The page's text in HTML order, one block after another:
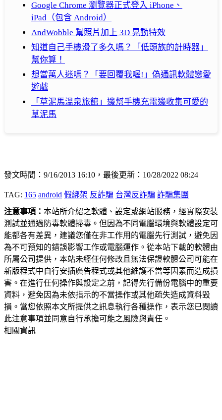
Google Chrome 瀏覽器正式登入 iPhone、
iPad（包含 Android）
AndWobble 幫照片加上 3D 晃動特效
知道自己手機滑了多久嗎？「低頭族的計時器」
幫你算！
想當萬人迷嗎？「要回覆我喔!」偽通訊軟體戀愛
遊戲
「草泥馬溫泉旅館」邊幫手機充電邊收集可愛的
草泥馬
發文時間：9/16/2013 16:10，最後更新：10/28/2022 08:24
TAG: 165 android 假綁架 反詐騙 台灣反詐騙 詐騙集團
注意事項： 本站所介紹之軟體、設定或網站服務，經實際安裝
測試並通過防毒軟體掃毒。但因為不同電腦環境與軟體設定可
能都各有差異，建議您僅在非工作用的電腦先行測試，避免因
為不可預知的錯誤影響工作或電腦運作。從本站下載的軟體由
所屬公司提供，本站未經任何修改且無法保證軟體公司可能在
新版程式中自行安插廣告程式或其他維護不當等因素而造成損
害。在進行任何操作與設定之前，記得先行備份電腦中的重要
資料，避免因為未依指示的不當操作或其他疏失造成資料毀
損。當您依照本文所提供之訊息執行各種操作，表示您已閱讀
此注意事項並同意自行承擔可能之風險與責任。
相關資訊